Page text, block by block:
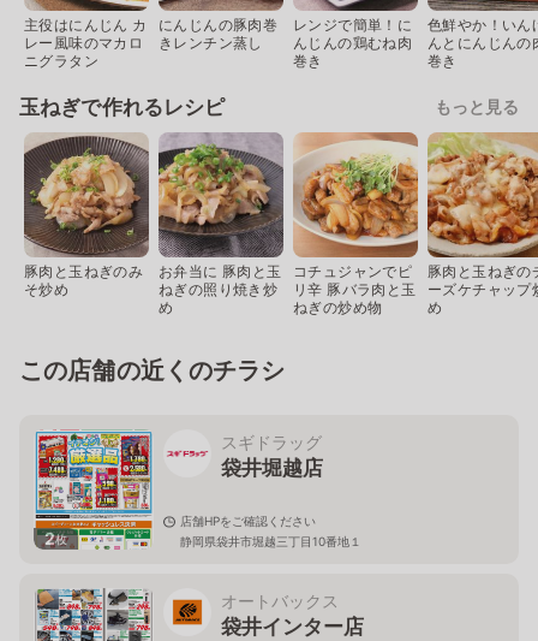
主役はにんじん カ
レー風味のマカロ
ニグラタン
にんじんの豚肉巻
きレンチン蒸し
レンジで簡単！に
んじんの鶏むね肉
巻き
色鮮やか！いん
んとにんじんの
巻き
玉ねぎで作れるレシピ もっと見る
豚肉と玉ねぎのみ
そ炒め
お弁当に 豚肉と玉
ねぎの照り焼き炒
め
コチュジャンでピ
リ辛 豚バラ肉と玉
ねぎの炒め物
豚肉と玉ねぎの
ーズケチャップ
め
この店舗の近くのチラシ
2枚
スギドラッグ
袋井堀越店
店舗HPをご確認ください
静岡県袋井市堀越三丁目10番地１
オートバックス
袋井インター店